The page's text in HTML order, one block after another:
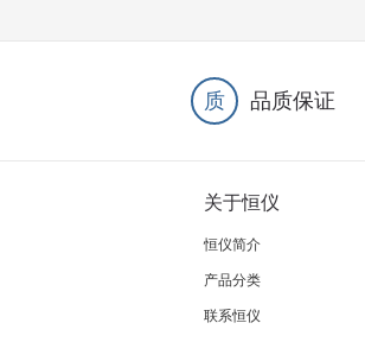
质 品质保证
关于恒仪
恒仪简介
产品分类
联系恒仪